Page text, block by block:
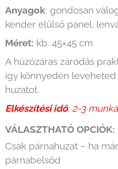
Anyagok: gondosan
kender elülső panel,
Méret: kb. 45×45 cm
A húzózáras záródás
így könnyedén leveheted
huzatot.
Elkészítési idő: 2-3
VÁLASZTHATÓ OPCIÓK:
Csak párnahuzat – ha
párnabelsőd